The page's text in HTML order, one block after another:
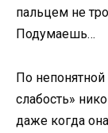
пальцем не
Подумаешь…
По
слабость»
даже когда